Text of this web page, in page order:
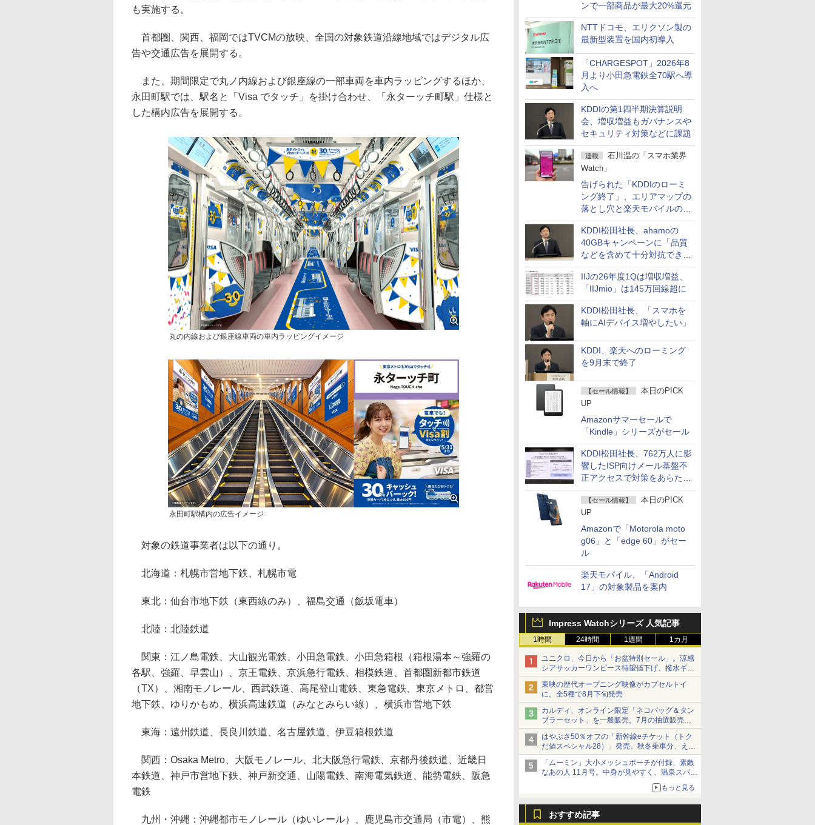
ンで一部商品が最大20%還元
NTTドコモ、エリクソン製の
最新型装置を国内初導入
「CHARGESPOT」2026年8
月より小田急電鉄全70駅へ導
入へ
KDDIの第1四半期決算説明
会、増収増益もガバナンスや
セキュリティ対策などに課題
連載
石川温の「スマホ業界
Watch」
告げられた「KDDIのローミ
ング終了」、エリアマップの
落とし穴と楽天モバイルの課
題
KDDI松田社長、ahamoの
40GBキャンペーンに「品質
などを含めて十分対抗でき
る」
IIJの26年度1Qは増収増益、
「IIJmio」は145万回線超に
KDDI松田社長、「スマホを
軸にAIデバイス増やしたい」
KDDI、楽天へのローミング
を9月末で終了
【セール情報】
本日のPICK
UP
Amazonサマーセールで
「Kindle」シリーズがセール
KDDI松田社長、762万人に影
響したISP向けメール基盤不
正アクセスで対策をあらため
て説明
【セール情報】
本日のPICK
UP
Amazonで「Motorola moto
g06」と「edge 60」がセー
ル
楽天モバイル、「Android
17」の対象製品を案内
Impress Watchシリーズ 人気記事
1時間 24時間 1週間 1カ月
ユニクロ、今日から「お盆特別セール」。涼感
シアサッカーワンピース待望値下げ、撥水ギア
ショーツは1990円に
東映の歴代オープニング映像がカプセルトイ
に。全5種で8月下旬発売
カルディ、オンライン限定「ネコバッグ＆タン
ブラーセット」を一般販売。7月の抽選販売の
当選無効分
はやぶさ50％オフの「新幹線eチケット（トク
だ値スペシャル28）」発売。秋冬乗車分、えき
ねっと限定
「ムーミン」大小メッシュポーチが付録、素敵
なあの人 11月号。中身が見やすく、温泉スパに
もっと見る
おすすめ記事
も実施する。
首都圏、関西、福岡ではTVCMの放映、全国の対象鉄道沿線地域ではデジタル広
告や交通広告を展開する。
また、期間限定で丸ノ内線および銀座線の一部車両を車内ラッピングするほか、
永田町駅では、駅名と「Visa でタッチ」を掛け合わせ、「永ターッチ町駅」仕様と
した構内広告を展開する。
丸の内線および銀座線車両の車内ラッピングイメージ
永田町駅構内の広告イメージ
対象の鉄道事業者は以下の通り。
北海道：札幌市営地下鉄、札幌市電
東北：仙台市地下鉄（東西線のみ）、福島交通（飯坂電車）
北陸：北陸鉄道
関東：江ノ島電鉄、大山観光電鉄、小田急電鉄、小田急箱根（箱根湯本～強羅の
各駅、強羅、早雲山）、京王電鉄、京浜急行電鉄、相模鉄道、首都圏新都市鉄道
（TX）、湘南モノレール、西武鉄道、高尾登山電鉄、東急電鉄、東京メトロ、都営
地下鉄、ゆりかもめ、横浜高速鉄道（みなとみらい線）、横浜市営地下鉄
東海：遠州鉄道、長良川鉄道、名古屋鉄道、伊豆箱根鉄道
関西：Osaka Metro、大阪モノレール、北大阪急行電鉄、京都丹後鉄道、近畿日
本鉄道、神戸市営地下鉄、神戸新交通、山陽電鉄、南海電気鉄道、能勢電鉄、阪急
電鉄
九州・沖縄：沖縄都市モノレール（ゆいレール）、鹿児島市交通局（市電）、熊